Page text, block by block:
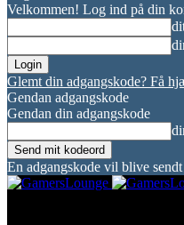
Velkommen! Log ind på din
Glemt din adgangskode? Få
Gendan adgangskode
Gendan din adgangskode
En adgangskode vil blive